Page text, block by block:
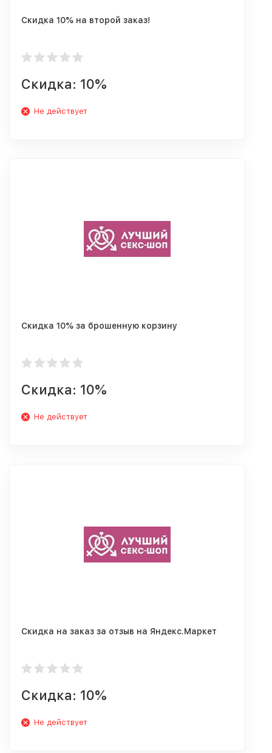
Скидка 10% на второй заказ!
Скидка: 10%
Не действует
Скидка 10% за брошенную корзину
Скидка: 10%
Не действует
Скидка на заказ за отзыв на Яндекс.Маркет
Скидка: 10%
Не действует